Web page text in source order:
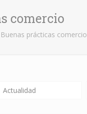
comercio
Buenas prácticas comercio
Actualidad